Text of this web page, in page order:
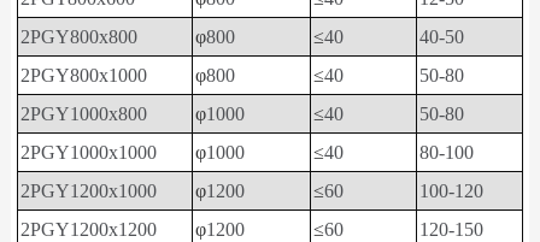
2PGY800x800
φ800 ≤40
40-50
2PGY800x1000
φ800 ≤40
50-80
2PGY1000x800
φ1000 ≤40
50-80
2PGY1000x1000
φ1000 ≤40
80-100
2PGY1200x1000
φ1200 ≤60
100-120
2PGY1200x1200
φ1200 ≤60
120-150